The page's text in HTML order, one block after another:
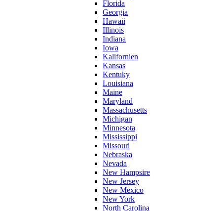
Florida
Georgia
Hawaii
Illinois
Indiana
Iowa
Kalifornien
Kansas
Kentuky
Louisiana
Maine
Maryland
Massachusetts
Michigan
Minnesota
Mississippi
Missouri
Nebraska
Nevada
New Hampsire
New Jersey
New Mexico
New York
North Carolina